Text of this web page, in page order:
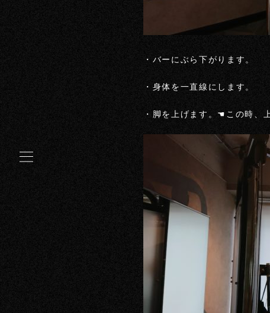
・バーにぶら下がります。
・身体を一直線にします。
・脚を上げます。☚この時、